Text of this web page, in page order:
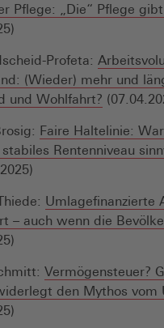
Pflege: „Die“ Pflege
Profeta:
(Wieder) mehr und
und Wohlfahrt?
Faire Haltelinie:
Rentenniveau
Umlagefinanzierte
– auch wenn die
Vermögensteuer?
den Mythos vom